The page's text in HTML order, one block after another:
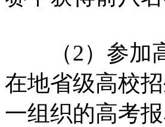
（2）参加高
在地省级高校
一组织的高考报